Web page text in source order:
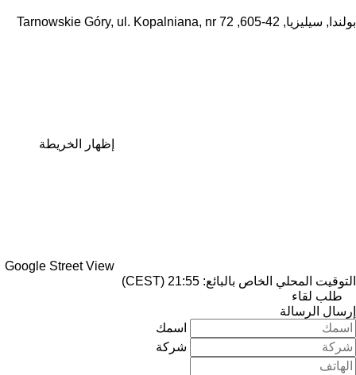
بولندا, سيليزيا, 42-605, Tarnowskie Góry, ul. Kopalniana, nr 72
إظهار الخريطة
Google Street View
التوقيت المحلي الخاص بالبائع: 21:55 (CEST)
طلب لقاء
إرسال الرسالة
اسمك
شركة